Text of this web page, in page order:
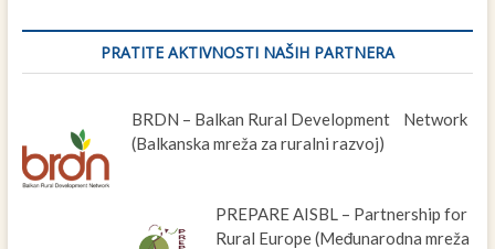
PRATITE AKTIVNOSTI NAŠIH PARTNERA
BRDN – Balkan Rural Development Network
(Balkanska mreža za ruralni razvoj)
PREPARE AISBL – Partnership for
Rural Europe (Međunarodna mreža